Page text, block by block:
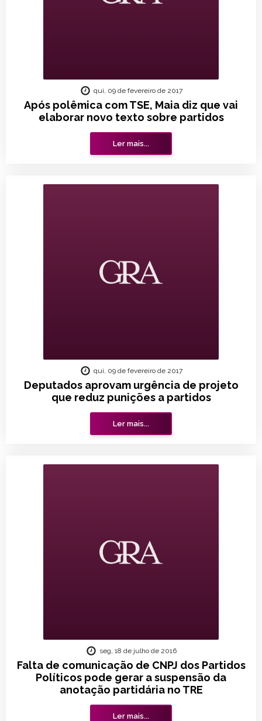
Após polêmica com TSE, Maia diz que vai
elaborar novo texto sobre partidos
qui, 09 de fevereiro de 2017
Ler mais...
Deputados aprovam urgência de projeto
que reduz punições a partidos
qui, 09 de fevereiro de 2017
Ler mais...
Falta de comunicação de CNPJ dos Partidos
Políticos pode gerar a suspensão da
anotação partidária no TRE
seg, 18 de julho de 2016
Ler mais...